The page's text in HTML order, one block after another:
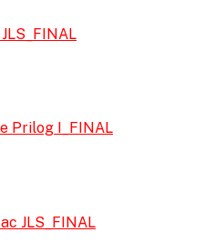
Prilog I_FINAL
JLS_FINAL